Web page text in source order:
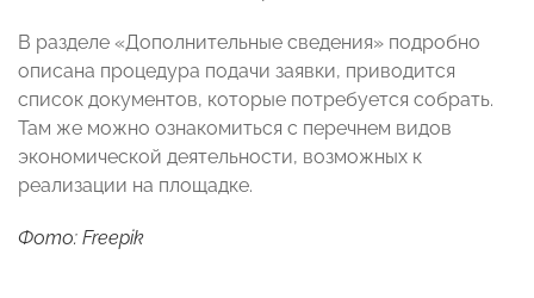
В разделе «Дополнительные сведения» подробно
описана процедура подачи заявки, приводится
список документов, которые потребуется собрать.
Там же можно ознакомиться с перечнем видов
экономической деятельности, возможных к
реализации на площадке.
Фото: Freepik